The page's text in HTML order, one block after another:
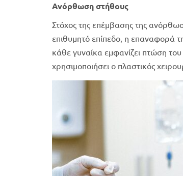
Ανόρθωση στήθους
Στόχος της επέμβασης της
επιθυμητό επίπεδο, η επαναφορά
κάθε γυναίκα εμφανίζει πτώση
χρησιμοποιήσει ο πλαστικός